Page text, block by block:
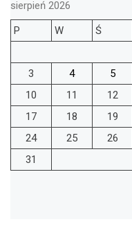
sierpień 2026
P
W Ś
3
4 5
10
11 12
17
18 19
24
25 26
31